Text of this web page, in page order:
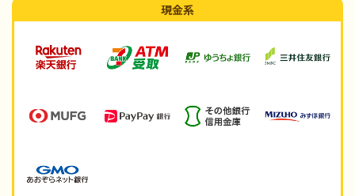
現金系